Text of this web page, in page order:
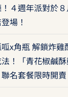
４週年派對於
場！
x角瓶 解鎖炸雞
！「青花椒鹹
名套餐限時開賣